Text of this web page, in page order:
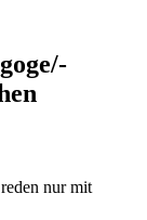
nur mit